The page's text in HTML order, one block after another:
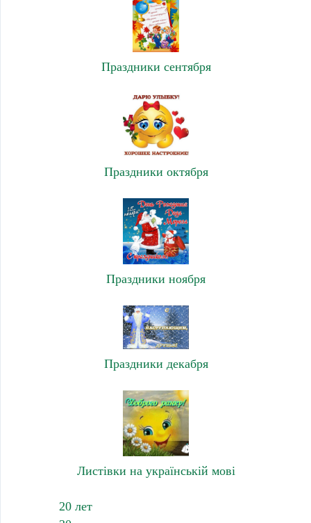
Праздники сентября
Праздники октября
Праздники ноября
Праздники декабря
Листівки на українській мові
20 лет